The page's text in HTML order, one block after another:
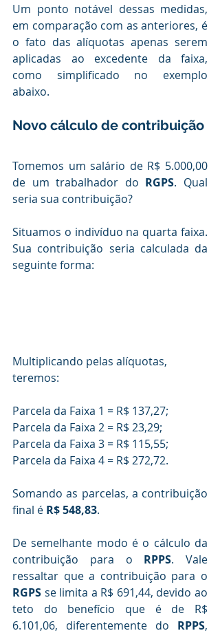
Um ponto notável dessas medidas,
em comparação com as anteriores, é
o fato das alíquotas apenas serem
aplicadas ao excedente da faixa,
como simplificado no exemplo
abaixo.
Novo cálculo de contribuição
Tomemos um salário de R$ 5.000,00
de um trabalhador do RGPS. Qual
seria sua contribuição?
Situamos o indivíduo na quarta faixa.
Sua contribuição seria calculada da
seguinte forma:
Multiplicando pelas alíquotas,
teremos:
Parcela da Faixa 1 = R$ 137,27;
Parcela da Faixa 2 = R$ 23,29;
Parcela da Faixa 3 = R$ 115,55;
Parcela da Faixa 4 = R$ 272,72.
Somando as parcelas, a contribuição
final é R$ 548,83.
De semelhante modo é o cálculo da
contribuição para o RPPS. Vale
RGPS se limita a R$ 691,44, devido ao
teto do benefício que é de R$
6.101,06, diferentemente do RPPS,